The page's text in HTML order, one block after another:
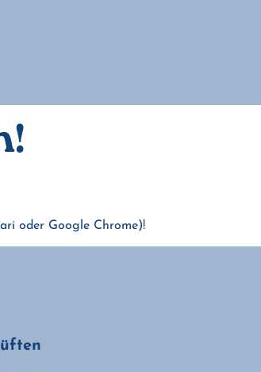
oder Google Chrome)!